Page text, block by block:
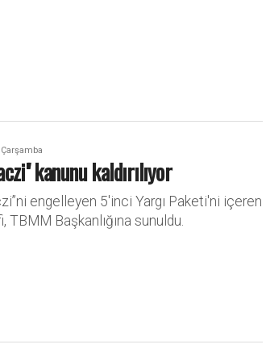
kanunu kaldırılıyor
engelleyen 5'inci Yargı Paketi'ni içeren
TBMM Başkanlığına sunuldu.